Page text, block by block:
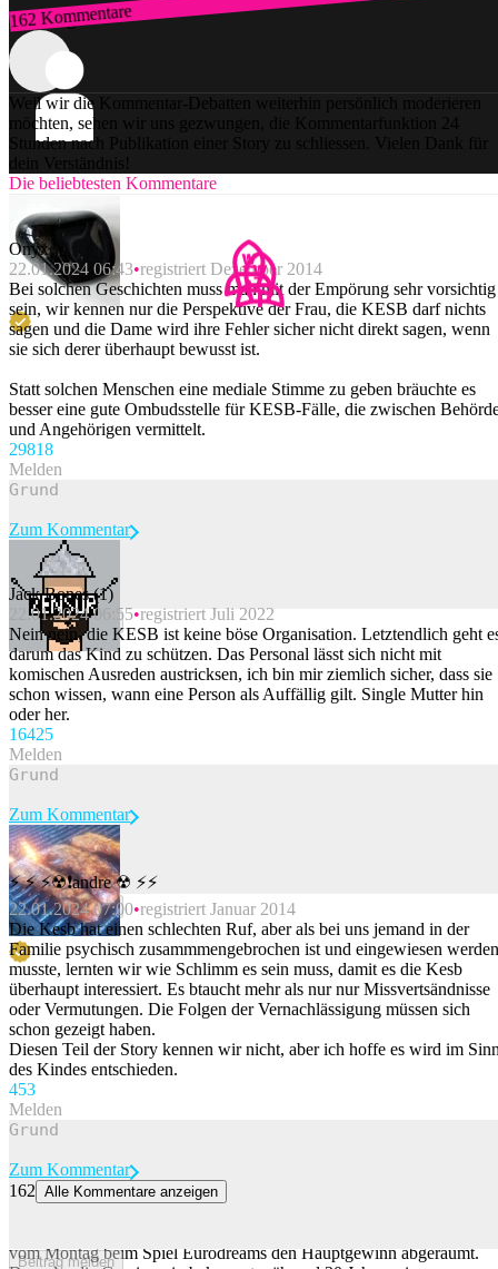
162 Kommentare
Zum Login
Weil wir die Kommentar-Debatten weiterhin persönlich moderieren
möchten, sehen wir uns gezwungen, die Kommentarfunktion 24
Stunden nach Publikation einer Story zu schliessen. Vielen Dank für
dein Verständnis!
Die beliebtesten Kommentare
Onyx
22.01.2024 06:43 registriert Dezember 2014
Bei solchen Geschichten muss man mit der Empörung sehr vorsichtig
sein, wir kennen nur die Perspektive der Frau, die KESB darf nichts
sagen und die Dame wird ihre Fehler sicher nicht direkt sagen, wenn
sie sich derer überhaupt bewusst ist.
Statt solchen Menschen eine mediale Stimme zu geben bräuchte es
besser eine gute Ombudsstelle für KESB-Fälle, die zwischen
und Angehörigen vermittelt.
29818
Melden
Beitrag melden
Zum Kommentar
Jack Bones (1)
22.01.2024 06:55 registriert Juli 2022
Nein nein, die KESB ist keine böse Organisation. Letztendlich geht
darum das Kind zu schützen. Das Personal lässt sich nicht mit
komischen Ausreden austricksen, ich bin mir ziemlich sicher, dass sie
schon wissen, wann eine Person als Auffällig gilt. Single Mutter hin
oder her.
16425
Melden
Beitrag melden
Zum Kommentar
⚡ ⚡ ⚡☢❗andre ☢ ⚡⚡
22.01.2024 07:00 registriert Januar 2014
Die Kesb hat einen schlechten Ruf, aber als bei uns jemand in der
Familie psychisch zusammmengebrochen ist und eingewiesen werden
musste, lernten wir wie Schlimm es sein muss, damit es die Kesb
überhaupt interessiert. Es btaucht mehr als nur nur Missvertsändnisse
oder Vermutungen. Die Folgen der Vernachlässigung müssen sich
schon gezeigt haben.
Diesen Teil der Story kennen wir nicht, aber ich hoffe es wird im
des Kindes entschieden.
453
Melden
Beitrag melden
Zum Kommentar
162 Alle Kommentare anzeigen
vom Montag beim Spiel Eurodreams den Hauptgewinn abgeräumt.